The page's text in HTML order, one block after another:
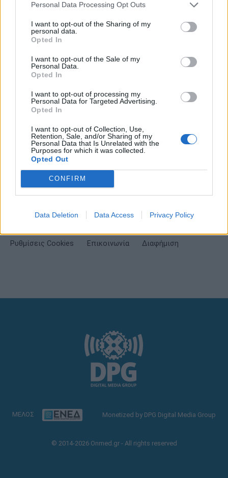
Personal Data Processing Opt Outs
I want to opt-out of the Sharing of my
personal data.
Opted In
I want to opt-out of the Sale of my
Personal Data.
Opted In
I want to opt-out of processing my
Personal Data for Targeted Advertising.
Opted In
I want to opt-out of Collection, Use,
Retention, Sale, and/or Sharing of my
Personal Data that Is Unrelated with the
Purposes for which it was collected.
Opted Out
CONFIRM
Data Deletion Data Access Privacy Policy
Εγγραφή στο Newsletter
Σημαντικά νέα για την υγεία στο mail σας καθημερινά
ΕΓΓΡΑΦΗ
εχεμύθειας
του ιστοτόπου της εταιρείας
Δηλώνω υπεύθυνα ότι είμαι άνω των 18 ετών ή ότι βρίσκομαι υπό την
εποπτεία γονέα ή κηδεμόνα ή επιτρόπου
Ρυθμίσεις Cookies Επικοινωνία Διαφήμιση
ΜΕΛΟΣ Monetized by DPG Digital Media Group
© 2014-2026 Onmed.gr - All rights reserved